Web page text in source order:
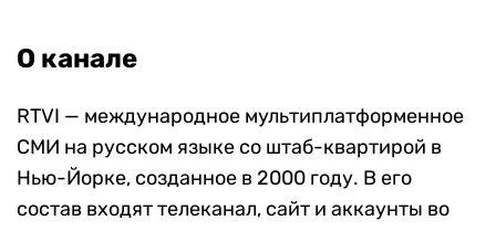
О канале
RTVI — международное мультиплатформенное
СМИ на русском языке со штаб-квартирой в
Нью-Йорке, созданное в 2000 году. В его
состав входят телеканал, сайт и аккаунты во